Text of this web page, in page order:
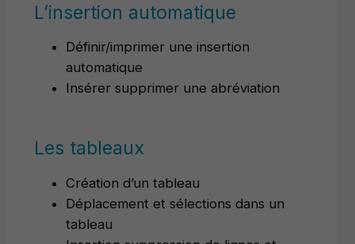
L’insertion automatique
Définir/imprimer une insertion
automatique
Insérer supprimer une abréviation
Les tableaux
Création d’un tableau
Déplacement et sélections dans un
tableau